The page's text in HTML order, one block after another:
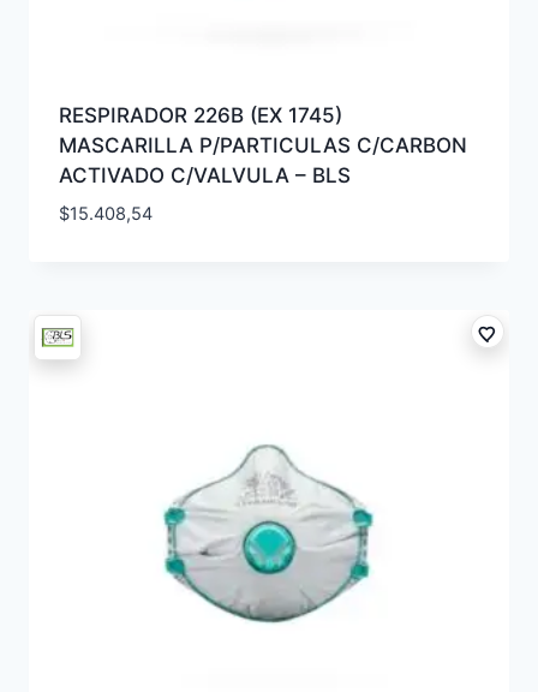
RESPIRADOR 226B (EX 1745)
MASCARILLA P/PARTICULAS C/CARBON
ACTIVADO C/VALVULA – BLS
$15.408,54